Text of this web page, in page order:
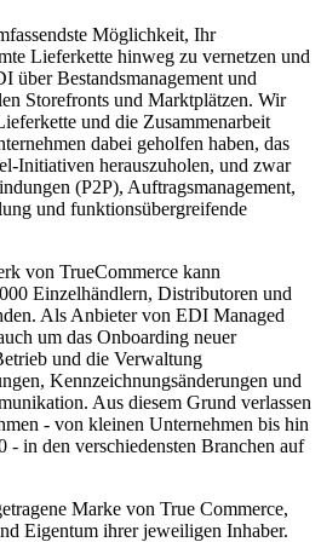
Möglichkeit, Ihr
Lieferkette hinweg zu vernetzen und
über Bestandsmanagement und
Storefronts und Marktplätzen. Wir
und die Zusammenarbeit
dabei geholfen haben, das
Initiativen herauszuholen, und zwar
(P2P), Auftragsmanagement,
und funktionsübergreifende
von TrueCommerce kann
Einzelhändlern, Distributoren und
Als Anbieter von EDI Managed
um das Onboarding neuer
und die Verwaltung
Kennzeichnungsänderungen und
Aus diesem Grund verlassen
- von kleinen Unternehmen bis hin
- in den verschiedensten Branchen auf
Marke von True Commerce,
Eigentum ihrer jeweiligen Inhaber.